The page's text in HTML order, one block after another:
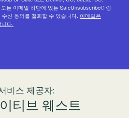
든 이메일 하단에 있는 SafeUnsubscribe® 링
신 동의를 철회할 수 있습니다. 이메일은
다.
비스 제공자:
티브 웨스트